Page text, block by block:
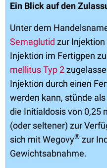
Ein Blick auf den
Unter dem
Semaglutid zur Injektion
Injektion im Fertigpen
mellitus Typ 2
Injektion durch einen
werden kann, stünde
die Initialdosis von 0,25
(oder seltener) zur
sich mit Wegovy® zur
Gewichtsabnahme.